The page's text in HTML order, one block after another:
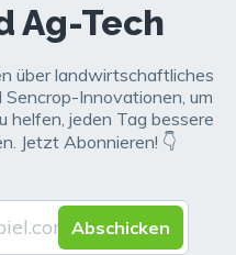
Ag-Tech
über landwirtschaftliches
Innovationen, um
helfen, jeden Tag bessere
Jetzt Abonnieren! 👇